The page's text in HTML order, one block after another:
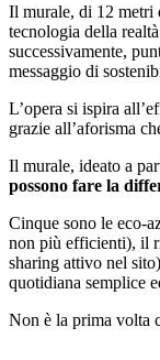
Il murale, di 12 metri
tecnologia della
successivamente,
messaggio di
L’opera si ispira
grazie all’aforisma
Il murale, ideato a
possono fare la
Cinque sono le eco-
non più efficienti), il
sharing attivo nel
quotidiana semplice
Non è la prima volta